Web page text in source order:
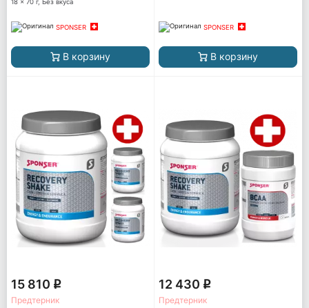
18 x 70 г, Без вкуса
SPONSER
В корзину
SPONSER
В корзину
15 810 q
Предтерник
12 430 q
Предтерник